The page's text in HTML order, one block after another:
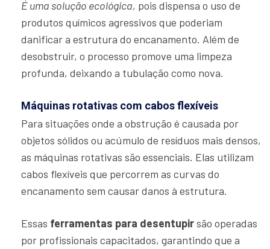
É uma solução ecológica, pois dispensa o uso de
produtos químicos agressivos que poderiam
danificar a estrutura do encanamento. Além de
desobstruir, o processo promove uma limpeza
profunda, deixando a tubulação como nova.
Máquinas rotativas com cabos flexíveis
Para situações onde a obstrução é causada por
objetos sólidos ou acúmulo de resíduos mais densos,
as máquinas rotativas são essenciais. Elas utilizam
cabos flexíveis que percorrem as curvas do
encanamento sem causar danos à estrutura.
Essas ferramentas para desentupirsão operadas
por profissionais capacitados, garantindo que a